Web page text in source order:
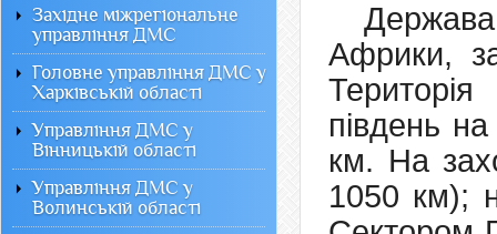
Африки,
південь
км. На
1050 км);
Західне міжрегіональне
управління ДМС
Головне управління ДМС у
Харківській області
Управління ДМС у
Вінницькій області
Управління ДМС у
Волинській області